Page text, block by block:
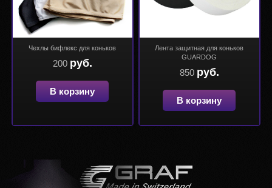
Чехлы бифлекс для коньков
200 руб.
В корзину
Лента защитная для коньков
GUARDOG
850 руб.
В корзину